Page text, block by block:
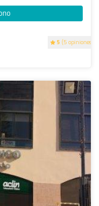
5 (5 opiniones)